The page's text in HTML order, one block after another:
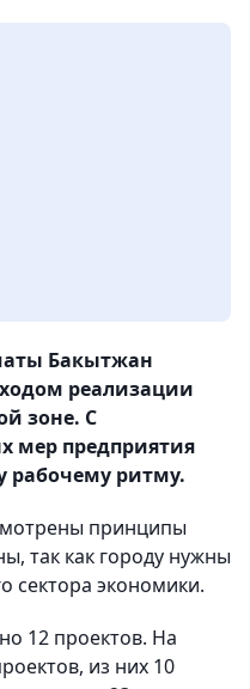
Бакытжан
реализации
зоне. С
мер предприятия
рабочему ритму.
принципы
так как городу нужны
сектора экономики.
12 проектов. На
из них 10